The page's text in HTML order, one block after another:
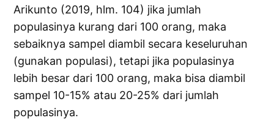
Arikunto (2019, hlm. 104) jika jumlah
populasinya kurang dari 100 orang, maka
sebaiknya sampel diambil secara keseluruhan
(gunakan populasi), tetapi jika populasinya
lebih besar dari 100 orang, maka bisa diambil
sampel 10-15% atau 20-25% dari jumlah
populasinya.